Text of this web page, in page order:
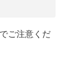
ご注意くだ